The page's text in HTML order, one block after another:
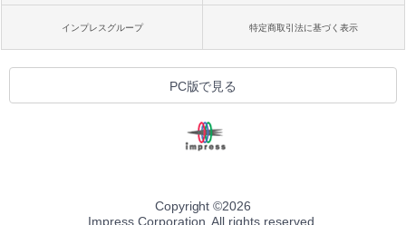
インプレスグループ 特定商取引法に基づく表示
PC版で見る
Copyright ©2026
Impress Corporation. All rights reserved.